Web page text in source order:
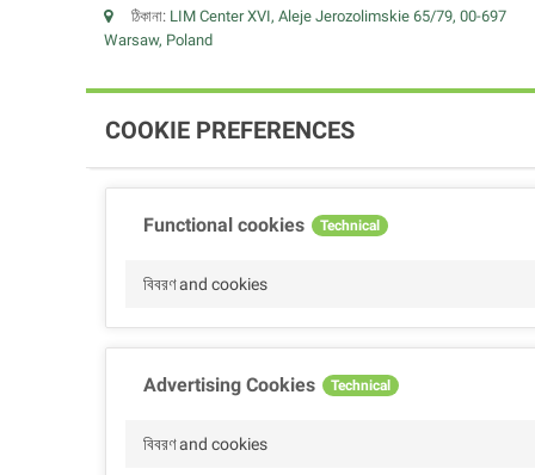
ঠিকানা: LIM Center XVI, Aleje Jerozolimskie 65/79, 00-697
Warsaw, Poland
COOKIE PREFERENCES
Functional cookies Technical
বিবরণ and cookies
Advertising Cookies Technical
বিবরণ and cookies